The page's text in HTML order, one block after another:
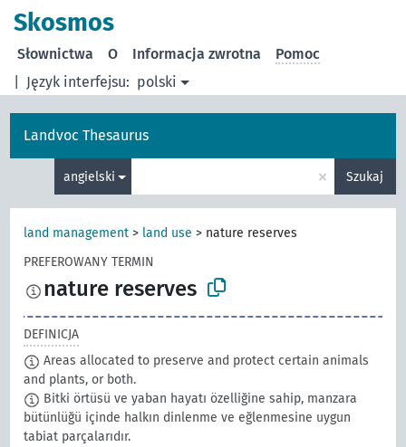
Skosmos
Język interfejsu: polski
Słownictwa O Informacja zwrotna Pomoc
Landvoc Thesaurus
angielski × Szukaj
land management > land use > nature reserves
PREFEROWANY TERMIN
nature reserves
DEFINICJA
Areas allocated to preserve and protect certain animals
and plants, or both.
Bitki örtüsü ve yaban hayatı özelliğine sahip, manzara
bütünlüğü içinde halkın dinlenme ve eğlenmesine uygun
tabiat parçalarıdır.